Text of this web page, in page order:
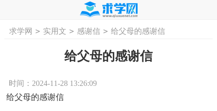
首页 工作计划 活动计划 学习计划
求学网 > 实用文 > 感谢信 > 给父母的感谢信
给父母的感谢信
时间：2024-11-28 13:26:09
给父母的感谢信